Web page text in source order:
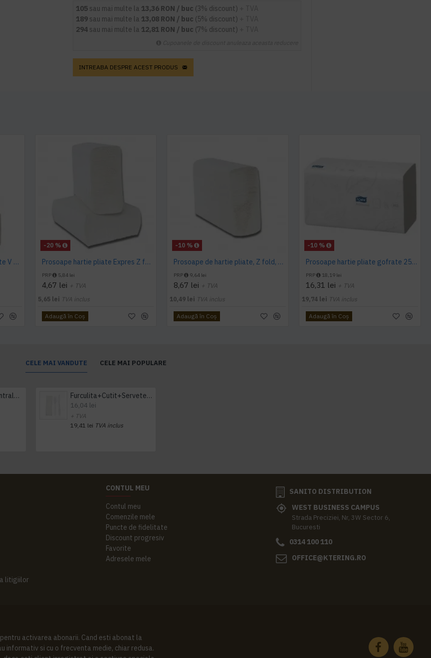
105 sau mai multe la 13,36 RON / buc (3% discount)
189 sau mai multe la 13,08 RON / buc (5% discount)
294 sau mai multe la 12,81 RON / buc (7% discount)
INTREABA DESPRE ACEST PRODUS
Prosoape albe de hartie, pliate V fold, 25 x 23 cm, in 2 straturi, 160 buc/pachet, 20 pac/bax, AQAS
-20 %
Prosoape hartie pliate Expres Z fold, 160 buc / pachet, 2 straturi, 21 x 23 cm, 12 pac / bax, AQAS
PRP 5,84 lei
4,67 lei + TVA
5,65 lei TVA inclus
Adaugă în Coş
-10 %
Prosoape de hartie pliate, Z fold, 2 straturi, 23 x 23 cm, AQAS, 200 buc/pachet
PRP 9,64 lei
8,67 lei + TVA
10,49 lei TVA inclus
Adaugă în Coş
-10 %
Prosoape hartie pliate gofrate 250 buc / pachet, 2 straturi, Tork
PRP 18,19 lei
16,31 lei + TVA
19,74 lei TVA inclus
Adaugă în Coş
CELE MAI VANDUTE CELE MAI POPULARE
Prosop derulare centrala 1 pliu, 300 m Tork Furculita+Cutit+Servetel 100buc/set
16,04 lei
+ TVA
19,41 lei TVA inclus
litigiilor
CONTUL MEU
Contul meu
Comenzile mele
Puncte de fidelitate
Discount progresiv
Favorite
Adresele mele
SANITO DISTRIBUTION
WEST BUSINESS CAMPUS
Strada Preciziei, Nr, 3W Sector 6,
Bucuresti
0314 100 110
OFFICE@KTERING.RO
activarea abonarii. Cand esti abonat la
informativ si cu o frecventa medie, chiar redusa.